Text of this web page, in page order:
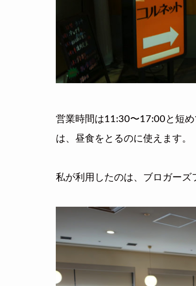
営業時間は11:30〜17:00と短
は、昼食をとるのに使えます。
私が利用したのは、ブロガーズ